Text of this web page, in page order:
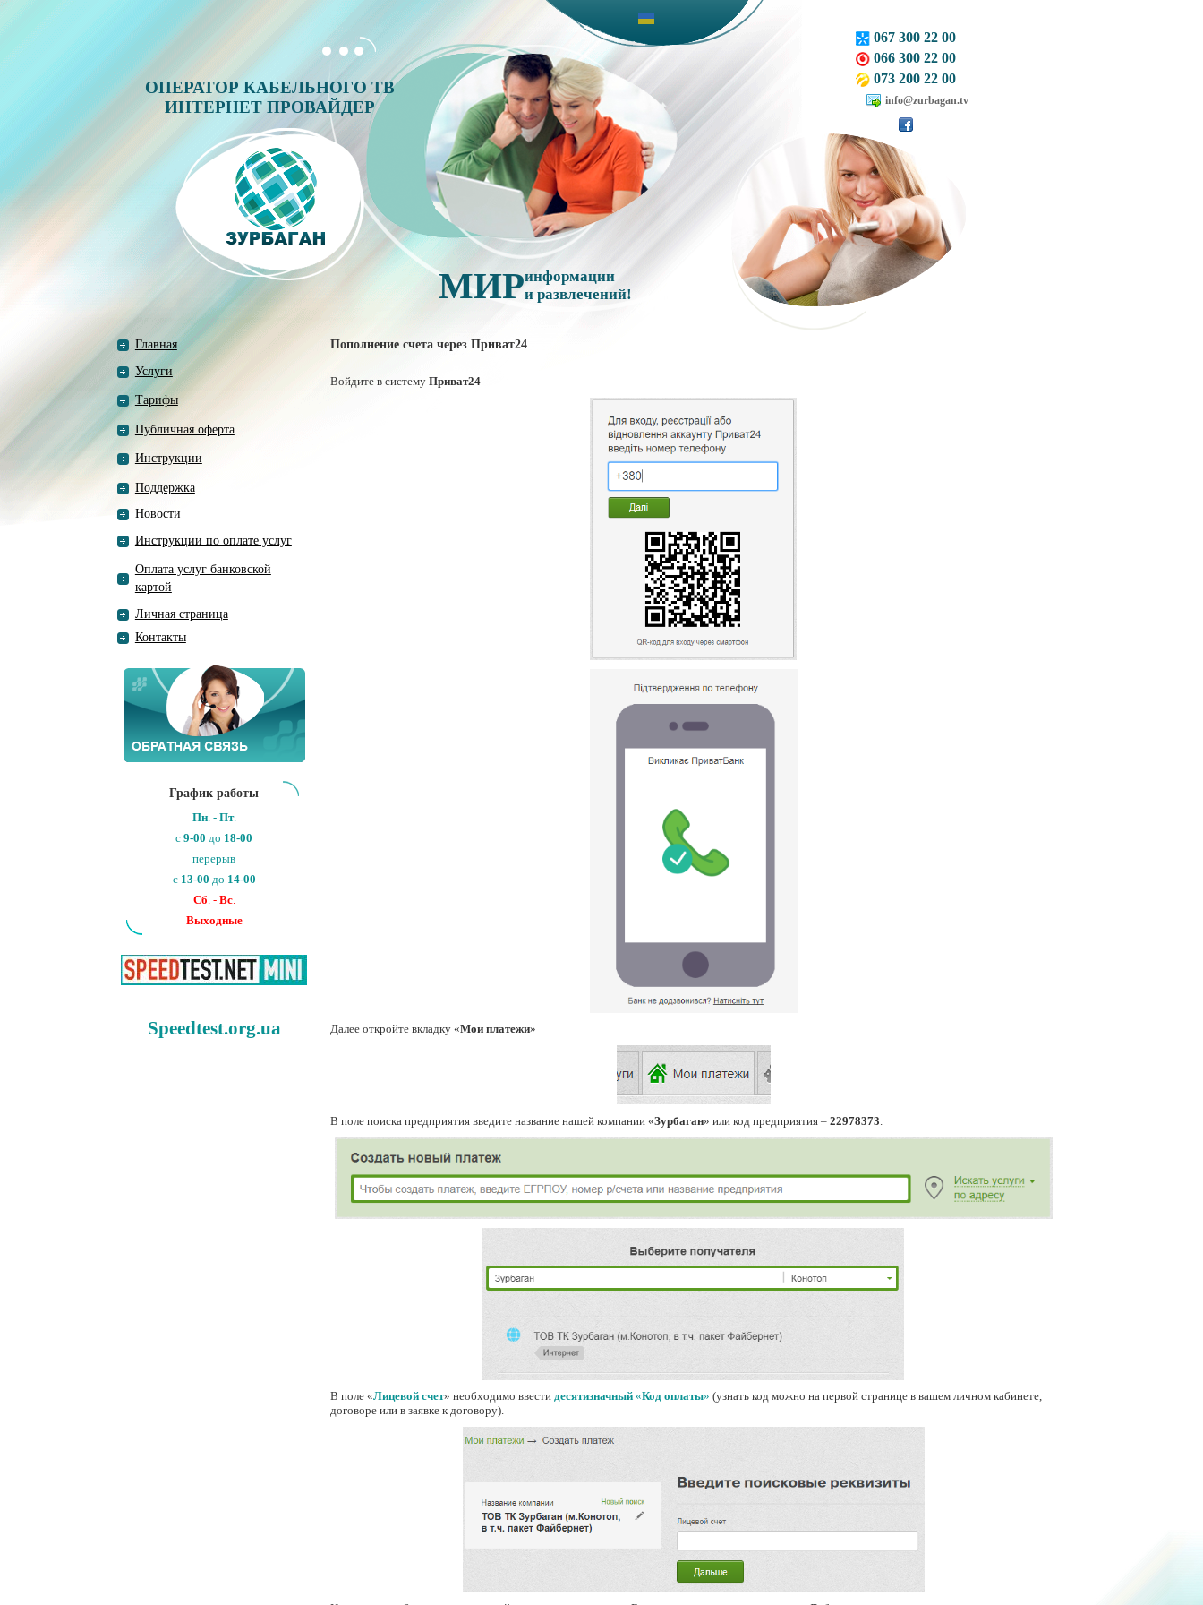
ОПЕРАТОР КАБЕЛЬНОГО ТВ
ИНТЕРНЕТ ПРОВАЙДЕР
МИРинформации
и развлечений!
067 300 22 00
066 300 22 00
073 200 22 00
info@zurbagan.tv
Главная
Услуги
Тарифы
Публичная оферта
Инструкции
Поддержка
Новости
Инструкции по оплате услуг
Оплата услуг банковской
картой
Личная страница
Контакты
График работы
Пн. - Пт.
с9-00 до 18-00
перерыв
с 13-00 до 14-00
Сб. - Вс.
Выходные
Speedtest.org.ua
Пополнение счета через Приват24
Войдите в систему Приват24
Далее откройте вкладку «Мои платежи»
В поле поиска предприятия введите название нашей компании «Зурбаган» или код предприятия – 22978373.
В поле «Лицевой счет» необходимо ввести десятизначный «Код оплаты» (узнать код можно на первой странице в вашем личном кабинете,
договоре или в заявке к договору).